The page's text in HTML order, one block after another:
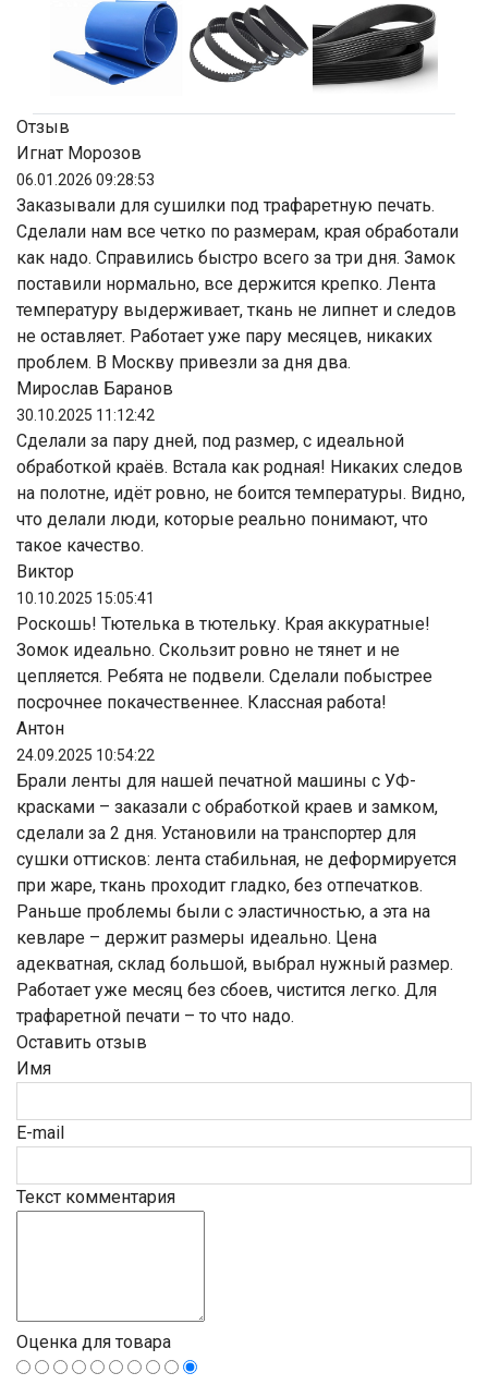
Отзыв
Игнат Морозов
06.01.2026 09:28:53
Заказывали для сушилки под трафаретную печать.
Сделали нам все четко по размерам, края обработали
как надо. Справились быстро всего за три дня. Замок
поставили нормально, все держится крепко. Лента
температуру выдерживает, ткань не липнет и следов
не оставляет. Работает уже пару месяцев, никаких
проблем. В Москву привезли за дня два.
Мирослав Баранов
30.10.2025 11:12:42
Сделали за пару дней, под размер, с идеальной
обработкой краёв. Встала как родная! Никаких следов
на полотне, идёт ровно, не боится температуры. Видно,
что делали люди, которые реально понимают, что
такое качество.
Виктор
10.10.2025 15:05:41
Роскошь! Тютелька в тютельку. Края аккуратные!
Зомок идеально. Скользит ровно не тянет и не
цепляется. Ребята не подвели. Сделали побыстрее
посрочнее покачественнее. Классная работа!
Антон
24.09.2025 10:54:22
Брали ленты для нашей печатной машины с УФ-
красками – заказали с обработкой краев и замком,
сделали за 2 дня. Установили на транспортер для
сушки оттисков: лента стабильная, не деформируется
при жаре, ткань проходит гладко, без отпечатков.
Раньше проблемы были с эластичностью, а эта на
кевларе – держит размеры идеально. Цена
адекватная, склад большой, выбрал нужный размер.
Работает уже месяц без сбоев, чистится легко. Для
трафаретной печати – то что надо.
Оставить отзыв
Имя
E-mail
Текст комментария
Оценка для товара